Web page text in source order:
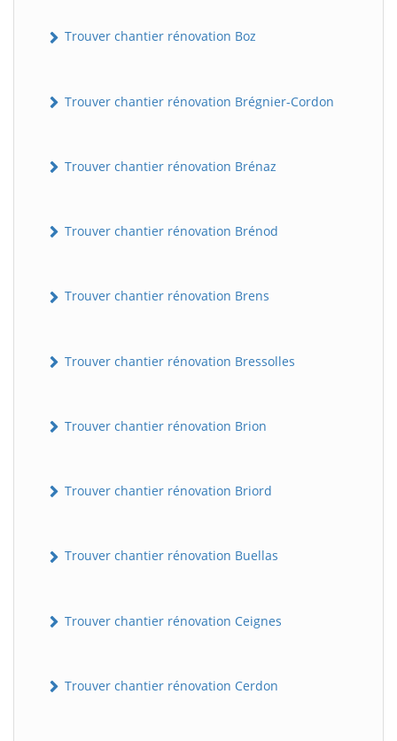
Trouver chantier rénovation Boz
Trouver chantier rénovation Brégnier-Cordon
Trouver chantier rénovation Brénaz
Trouver chantier rénovation Brénod
Trouver chantier rénovation Brens
Trouver chantier rénovation Bressolles
Trouver chantier rénovation Brion
Trouver chantier rénovation Briord
Trouver chantier rénovation Buellas
Trouver chantier rénovation Ceignes
Trouver chantier rénovation Cerdon